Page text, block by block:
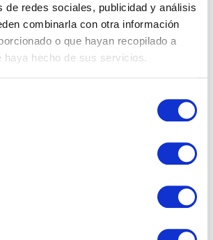
de redes sociales, publicidad y análisis
combinarla con otra información
o que hayan recopilado a
haya hecho de sus servicios.
al cliente
temprana de riesgo de fuga cuando se
los equipos de cuenta.
en la calidad de atención, al
encuestas post-servicio vinculadas a
y agente dentro de Dynamics 365
Voice es clave en tu